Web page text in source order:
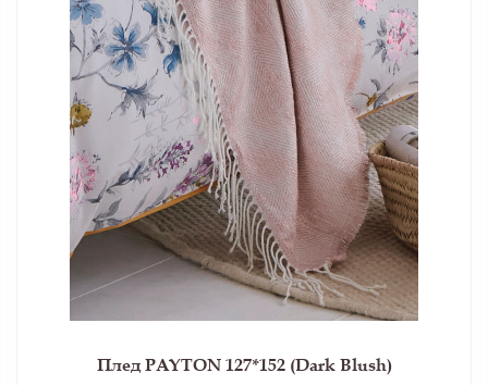
Плед PAYTON 127*152 (Dark Blush)